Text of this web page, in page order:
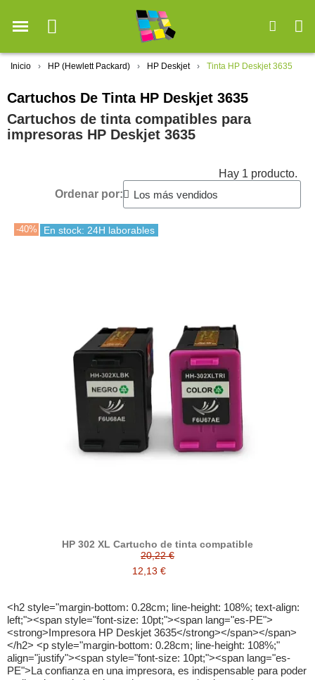
Inicio HP (Hewlett Packard) HP Deskjet Tinta HP Deskjet 3635
Cartuchos De Tinta HP Deskjet 3635
Cartuchos de tinta compatibles para
impresoras HP Deskjet 3635
Hay 1 producto.
Ordenar por:
-40% En stock: 24H laborables
HP 302 XL Cartucho de tinta compatible
20,22 €
12,13 €
<h2 style="margin-bottom: 0.28cm; line-height: 108%; text-align: left;"><span style="font-size: 10pt;"><span lang="es-PE"><strong>Impresora HP Deskjet 3635</strong></span></span></h2> <p style="margin-bottom: 0.28cm; line-height: 108%;" align="justify"><span style="font-size: 10pt;"><span lang="es-PE">La confianza en una impresora, es indispensable para poder realizar los trabajos de modo correcto y sin el temor de desperdiciar tiempo o cometer errores de impresión o copiado. Si se piensa de esta forma, la Impresora HP Deskjet 3635 es una opción a tomar en cuenta. </span></span></p> <p style="margin-bottom: 0.28cm; line-height: 108%;" align="justify"><span style="font-size: 10pt;"><span lang="es-PE"><img title="Cartuchos de tinta para impresora hp deskjet 3635" src="https://quecartucho.es/img/cms/Impresoras/Impresora_HP_Deskjet_3635.jpg" alt="impresora hp deskjet 3635" width="800" height="800" /></span></span></p> <p style="margin-bottom: 0.28cm; line-height: 108%;" align="justify"><span style="font-size: 10pt;"><span lang="es-PE">Este modelo se trata de una impresora todo en uno con la que se tiene la facilidad de obtener impresiones, copias y escaneos de calidad y sin fallos, con gran rapidez, además. Con ella es también posible imprimir desde su teléfono inteligente o tableta con tan solo un clic, al mismo tiempo que <a title="ahorrar energia y tinta" href="https://quecartucho.es/blog/el-coste-oculto-de-la-impresion/">ahorrar energía y tinta</a> gracias a su modo de empleo sobre los cartuchos.</span></span></p> <p style="margin-bottom: 0.28cm; line-height: 108%;" align="justify"><span style="font-size: 10pt;"><span lang="es-PE">La Impresora HP Deskjet 3635 se caracteriza por simplificar el proceso de impresión de una manera ágil y actualizada, sin necesidad de conectarse a la red, desde su dispositivo inteligente preferido puede hacer funcionar al equipo. Inclusive, las tareas pueden ser administradas, y hasta se puede escanear mientras se viaja por medio de la aplicación móvil HP All-in-One Printer Remote, la cual es totalmente gratuita. Y la cual se puede emplear con una gran facilidad desde cualquier smartphone o tableta. Ya no será necesario estar presente para tener resultados óptimos.</span></span></p> <p style="margin-bottom: 0.28cm; line-height: 108%;" align="justify"><span style="font-size: 10pt;"><span lang="es-PE">Pero la calidad, no puede dejar de ser una de las características claves de los productos HP, por ello la calidad existente en las impresiones es óptima, tanto en documentos como en <a title="fotografías" href="https://quecartucho.es/blog/consejos-imprimir-fotografias/">fotografías</a>, así sean en blanco y negro o a color.</span></span></p> <p style="margin-bottom: 0.28cm; line-height: 108%;" align="justify"><span style="font-size: 10pt;"><span lang="es-PE">Tampoco puede dejar de ser mencionada, la sencillez con la que la Impresora HP Deskjet 3635 puede ser puesta en acción, y es que su sistema operativo está diseñado para esto. Las tareas son simplificadas gracias al panel de su pantalla que tiene iconos simples para el control de todas sus funciones (copiado, impresión y escaneo).Con esta impresora se está en la posibilidad igualmente de crear folletos, fotos sin bordes, invitaciones, entre otros muchos tipos de documentos, todo desde la comodidad de su hogar.</span></span></p> <p style="margin-bottom: 0.28cm; line-height: 108%;" align="justify"><span style="font-size: 10pt;"><span lang="es-PE">Su diseño es otra de las ventajas de este producto, debido a que su compacto tamaño es el ideal para el ahorro del espacio, por lo que puede introducirse con gran facilidad en casi todo tipo de rincones, escritorios, estantes, mesas, no desentonará, ni ocupará más espacio del debido ni mucho más.</span></span></p> <p style="margin-bottom: 0.28cm; line-height: 108%;" align="justify"><span style="font-size: 10pt;"><span lang="es-PE">La afirmación de que puede ser colocado en cualquier rincón del hogar, toma más validez cuando se menciona que su modo silencioso es capaz de provocar el menor ruido posible a la hora de ejecutar sus tareas. Por lo que su puesta en marcha no representará ningún inconveniente.</span></span></p> <p style="margin-bottom: 0.28cm; line-height: 108%;" align="justify"><span style="font-size: 10pt;"><span lang="es-PE">Por ello a continuación se conocerá más acerca de las funciones de escaneado, copiado e impresión de este modelo. Así como sus limitaciones, resoluciones y por supuesto los resultados que está indicada para ofrecer a sus usuarios.</span></span></p> <h3 style="margin-bottom: 0.28cm; line-height: 108%;" align="justify"><span style="font-size: 10pt;"><span lang="es-PE"><strong>Las principales características de la Impresora HP Deskjet 3635</strong></span></span></h3> <p style="margin-bottom: 0.28cm; line-height: 108%;" align="justify"><span style="font-size: 10pt;"><span lang="es-PE">Comenzando con una instalación intuitiva, sencilla y rápida, la Impresora HP Deskjet 3635 se presenta como un equipo multifunción para el ahorro del espacio y un funcionamiento en el mayor silencio posible. Todo ello sin perder de vista sus objetivos principales que son obtener copias, impresiones y escaneo de gran resolución.</span></span></p> <p style="margin-bottom: 0.28cm; line-height: 108%;" align="justify"><span style="font-size: 10pt;"><span lang="es-PE">Con respecto a su capacidad de impresión, el equipo es capaz de imprimir por medio de la inyección térmica de tinta HP con una resolución de hasta 1200 x 1200 ppp (en blanco y negro), y de hasta 4800 x 1200 dpi (en color, siempre y cuando se imprima con papel fotográfico HP y 1200 dpi de entrada). </span></span></p> <p style="margin-bottom: 0.28cm; line-height: 108%;" align="justify"><span style="font-size: 10pt;"><span lang="es-PE">La velocidad de impresión corresponde a unos 8,5 ppm en blanco y negro (20 ppm en borrador), y a unos 6 ppm en color (16 ppm en borrador). Lo cual representaría una velocidad de salida de primera página de 14 segundos en negro, y de 17 segundos a color.</span></span></p> <p style="margin-bottom: 0.28cm; line-height: 108%;" align="justify"><span style="font-size: 10pt;"><span lang="es-PE">El ciclo de trabajo mensual es de hasta 1000 paginas, y el volumen de páginas mensual recomendado es de 100 a 200 paginas. </span></span></p> <p style="margin-bottom: 0.28cm; line-height: 108%;" align="justify"><span style="font-size: 10pt;"><span lang="es-PE">Si se habla sobre su función de escáner, se tiene que su resolución de escaneo es de hasta 1200 ppp, con una profundidad de 24 bits, y un tamaño de escaneo máximo de hasta 216 x 297 mm.</span><span style="color: #000000;"><span lang="es-PE">El tipo de escáner es de cámara plana. </span></span></span></p> <p style="margin-bottom: 0.28cm; line-height: 108%;" align="justify"><span style="font-size: 10pt;"><span lang="es-PE">A través del software HP Photosmart es posible que los formatos de archivo para la digitalización sean los de jpg, pdf, gif, bmp, png y tif.</span></span></p> <p style="margin-bottom: 0.28cm; line-height: 108%;" align="justify"><span style="font-size: 10pt;"><span lang="es-PE">Por otra parte, con su función de fotocopiadora, la Impresora HP Deskjet 3635 es capaz de brindar copias con textos en negro con una resolución de hasta 600 x 300 ppp, mientras que una resolución en texto y gráficos de color de hasta 600 x 300 ppp.</span></span></p> <p style="margin-bottom: 0.28cm; line-height: 108%;" align="justify"><span style="font-size: 10pt;"><span lang="es-PE">También se puede configurar la reducción o ampliación de los textos o fotografías según la preferencia del usuario. Las copias por ciclo son hasta un máximo de 9 copias.</span></span></p> <p style="margin-bottom: 0.28cm; line-height: 108%;" align="justify"><span style="font-size: 10pt;"><span lang="es-PE">La Impresora HP Deskjet 3635 cuenta con un peso de 4,17 kg, mientras que sus dimensiones mínimas son de 438 x 310 x 158 mm, y sus dimensiones máximas son de 438 x 553,5 x 256,6.</span></span></p> <h3 style="margin-bottom: 0.28cm; line-height: 108%;" align="justify"><span style="font-size: 10pt;"><span lang="es-PE"><strong>Otras especificaciones de la Impresora HP Deskjet 3635</strong></span></span></h3> <p style="margin-bottom: 0cm; line-height: 0.48cm;" lang="es-PE" align="justify"><span style="font-size: 10pt;"><span lang="es-PE">La Impresora HP Deskjet 3635 tiene una entrada de manejo de papel de hasta 60 hojas, y su bandeja de salida es de 25 hojas. Por igual, es permitido la impresión doble cara.</span> <br /></span></p> <p style="margin-bottom: 0cm; line-height: 0.48cm;" align="justify"><span style="color: #000000; font-size: 10pt;"><span lang="es-PE">Con respecto al uso del papel, los tamaños de soporte de impresión admitidos corresponden a los de A6, B5 y A4. Mientras que los tamaños de soportes personalizados son de 76 x 127 a 216 x 356 mm.</span></span></p> <p style="margin-bottom: 0cm; line-height: 0.48cm;" lang="es-PE" align="justify"><span style="font-size: 10pt;"> </span></p> <p style="margin-bottom: 0cm; line-height: 0.48cm;" align="justify"><span style="color: #000000; font-size: 10pt;"><span lang="es-PE">Los tipos de <a title="papel" href="https://quecartucho.es/seccion-de-ofertas/1503-papel-economico-din-a4-80-gramos-paquete-500-folios.html?gclid=CjwKCAjw3_HOBRBaEiwAvLBbok-0Szunv7kgvv9mWdd3LRsm__03vCcE10lMA40zGOeUh4ghc64xkRoCTR0QAvD_BwE">papel</a> con los que puede trabajar el equipo son el papel común y el papel fotográfico, así como papel para folletos, sobres y otros papeles especiales para la inyección de tinta, son los indicados para servir de soporte.</span></span></p> <p style="margin-bottom: 0cm; line-height: 0.48cm;" lang="es-PE" align="justify"><span style="font-size: 10pt;"> </span></p> <p style="margin-bottom: 0cm; line-height: 0.48cm;" align="justify"><span style="color: #000000; font-size: 10pt;"><span lang="es-PE">Al tratarse de impresiones sin bordes las me